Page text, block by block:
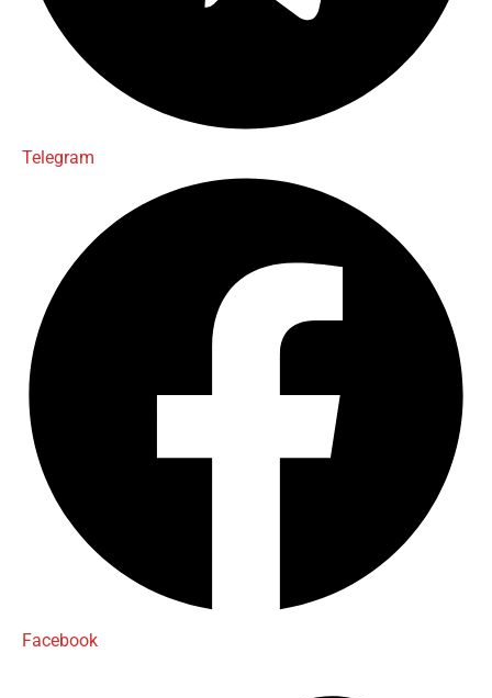
Telegram
Facebook